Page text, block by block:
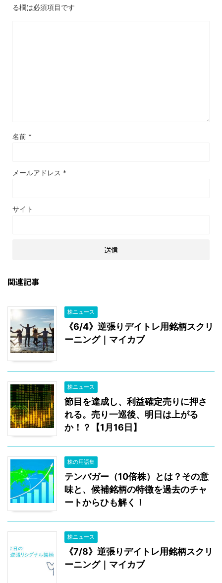
る欄は必須項目です
名前 *
メールアドレス *
サイト
関連記事
株ニュース
《6/4》逆張りデイトレ用銘柄スクリ
ーニング｜マイカブ
株ニュース
節目を達成し、利益確定売りに押さ
れる。売り一巡後、明日は上がる
か！？【1月16日】
株の用語集
テンバガー（10倍株）とは？その意
味と、候補銘柄の特徴を過去のチャ
ートからひも解く！
株ニュース
《7/8》逆張りデイトレ用銘柄スクリ
ーニング｜マイカブ